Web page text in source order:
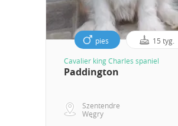
pies 15 tyg.
Cavalier king Charles spaniel
Paddington
Szentendre
Węgry